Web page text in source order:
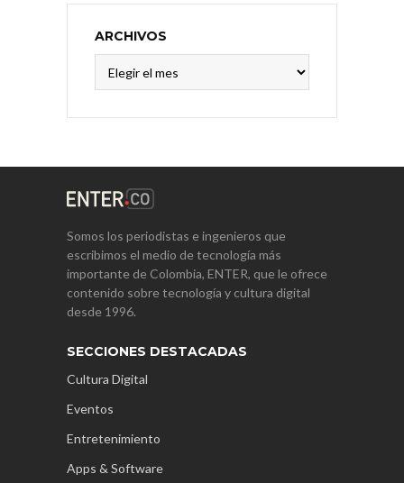
ARCHIVOS
Somos los periodistas e ingenieros que
escribimos el medio de tecnología más
importante de Colombia, ENTER, que le ofrece
contenido sobre tecnología y cultura digital
desde 1996.
SECCIONES DESTACADAS
Cultura Digital
Eventos
Entretenimiento
Apps & Software